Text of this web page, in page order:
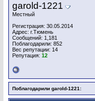
garold-1221
Местный
Регистрация: 30.05.2014
Адрес: г.Тюмень
Сообщений: 1,181
Поблагодарили: 852
Вес репутации: 14
Репутация: 12
Поблагодарили garold-1221: